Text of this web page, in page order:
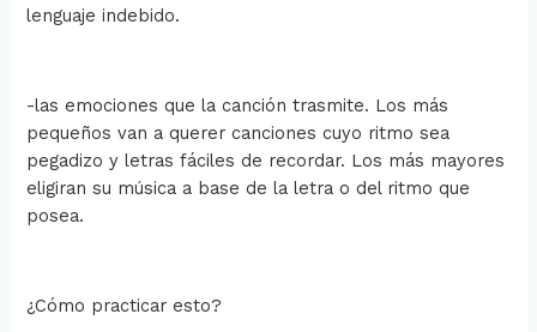
lenguaje indebido.
-las emociones que la canción trasmite. Los más
pequeños van a querer canciones cuyo ritmo sea
pegadizo y letras fáciles de recordar. Los más mayores
eligiran su música a base de la letra o del ritmo que
posea.
¿Cómo practicar esto?